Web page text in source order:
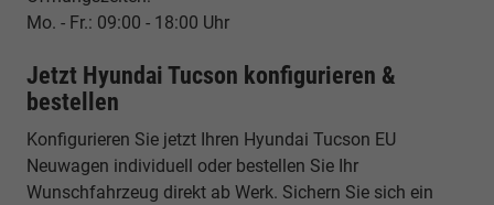
Mo. - Fr.: 09:00 - 18:00 Uhr
Jetzt Hyundai Tucson konfigurieren &
bestellen
Konfigurieren Sie jetzt Ihren Hyundai Tucson EU
Neuwagen individuell oder bestellen Sie Ihr
Wunschfahrzeug direkt ab Werk. Sichern Sie sich ein